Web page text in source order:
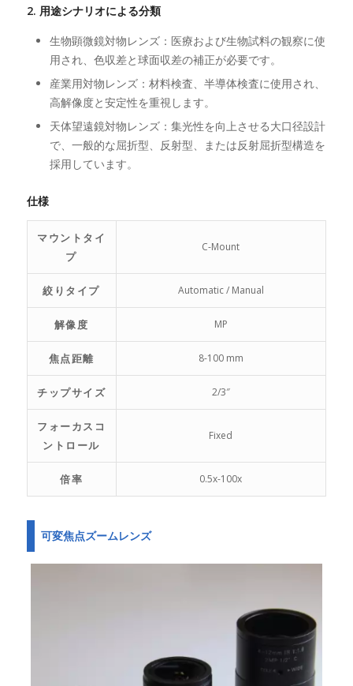
2. 用途シナリオによる分類
生物顕微鏡対物レンズ：医療および生物試料の観察に使
用され、色収差と球面収差の補正が必要です。
産業用対物レンズ：材料検査、半導体検査に使用され、
高解像度と安定性を重視します。
天体望遠鏡対物レンズ：集光性を向上させる大口径設計
で、一般的な屈折型、反射型、または反射屈折型構造を
採用しています。
仕様
マウントタイ
プ
C-Mount
絞りタイプ Automatic / Manual
解像度 MP
焦点距離 8-100 mm
チップサイズ 2/3″
フォーカスコ
ントロール
Fixed
倍率 0.5x-100x
可変焦点ズームレンズ